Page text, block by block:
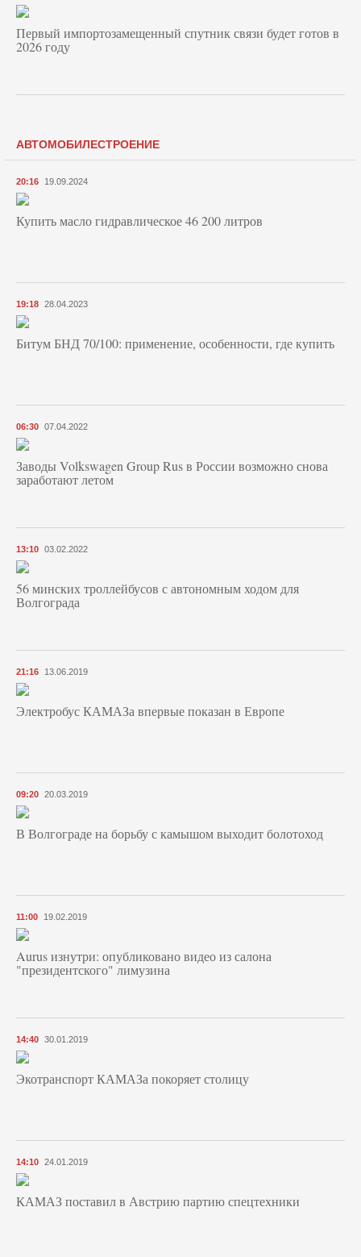
Первый импортозамещенный спутник связи будет готов в
2026 году
АВТОМОБИЛЕСТРОЕНИЕ
20:16 19.09.2024
Купить масло гидравлическое 46 200 литров
19:18 28.04.2023
Битум БНД 70/100: применение, особенности, где купить
06:30 07.04.2022
Заводы Volkswagen Group Rus в России возможно снова
заработают летом
13:10 03.02.2022
56 минских троллейбусов с автономным ходом для
Волгограда
21:16 13.06.2019
Электробус КАМАЗа впервые показан в Европе
09:20 20.03.2019
В Волгограде на борьбу с камышом выходит болотоход
11:00 19.02.2019
Aurus изнутри: опубликовано видео из салона
"президентского" лимузина
14:40 30.01.2019
Экотранспорт КАМАЗа покоряет столицу
14:10 24.01.2019
КАМАЗ поставил в Австрию партию спецтехники